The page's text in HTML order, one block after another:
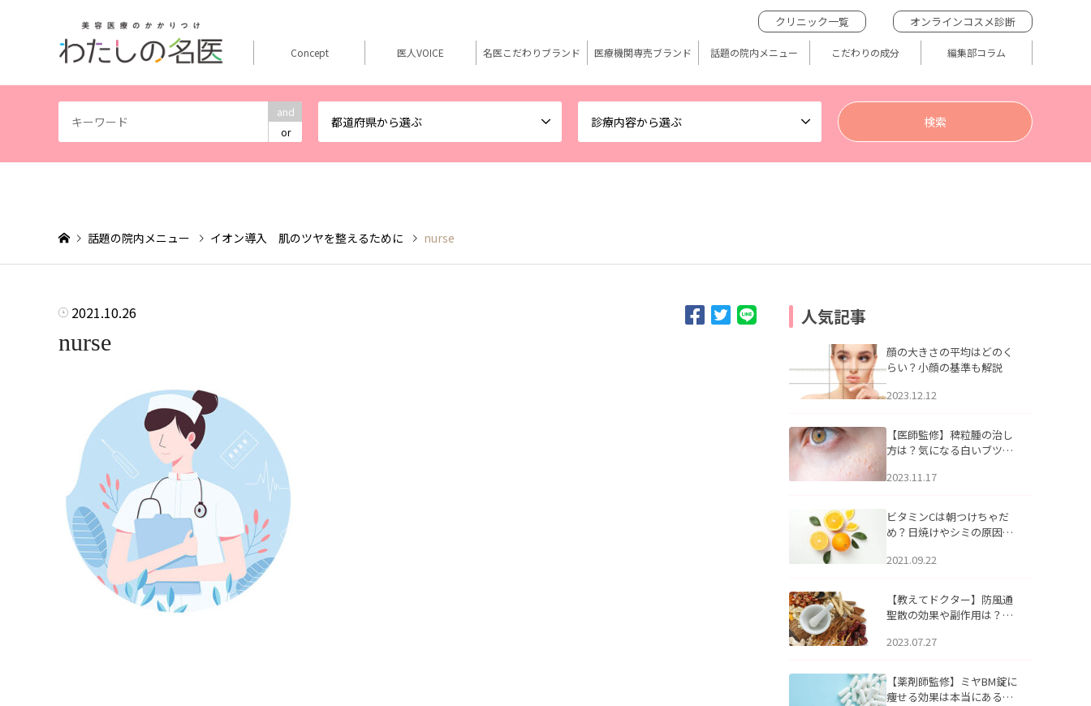
and
or
都道府県から選ぶ 診療内容から選ぶ
クリニック一覧 オンラインコスメ診断
Concept 医人VOICE 名医こだわりブランド 医療機関専売ブランド 話題の院内メニュー こだわりの成分 編集部コラム
話題の院内メニュー イオン導入 肌のツヤを整えるために nurse
2021.10.26
nurse
人気記事
顔の大きさの平均はどのく
らい？小顔の基準も解説
2023.12.12
【医師監修】稗粒腫の治し
方は？気になる白いブツブ
アについて
2023.11.17
ビタミンCは朝つけちゃだ
め？日焼けやシミの原因に
2021.09.22
【教えてドクター】防風通
聖散の効果や副作用は？長
2023.07.27
【薬剤師監修】ミヤBM錠に
痩せる効果は本当にある